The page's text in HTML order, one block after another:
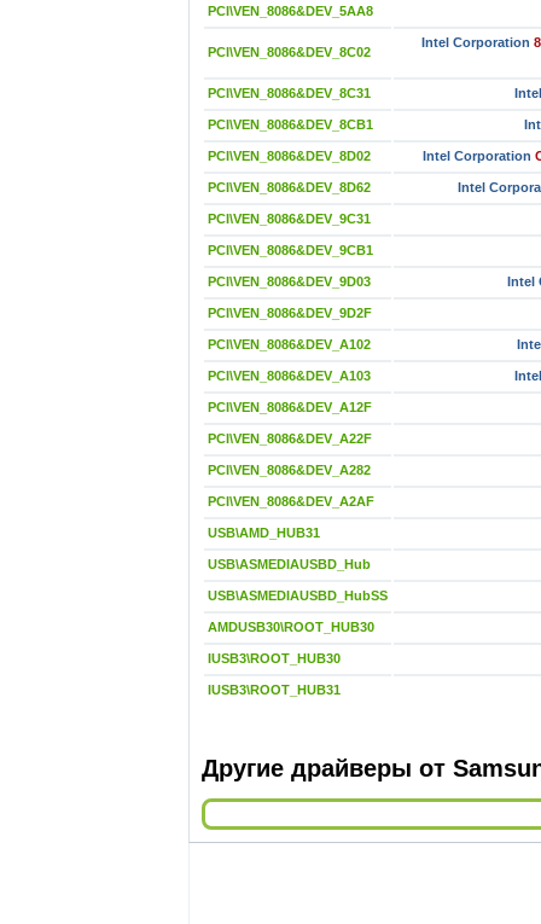
PCI\VEN_8086&DEV_5AA8
PCI\VEN_8086&DEV_8C02
Intel Corporation
PCI\VEN_8086&DEV_8C31
PCI\VEN_8086&DEV_8CB1
PCI\VEN_8086&DEV_8D02 Intel Corporation
PCI\VEN_8086&DEV_8D62 Intel
PCI\VEN_8086&DEV_9C31
PCI\VEN_8086&DEV_9CB1
PCI\VEN_8086&DEV_9D03 Intel
PCI\VEN_8086&DEV_9D2F
PCI\VEN_8086&DEV_A102
PCI\VEN_8086&DEV_A103
PCI\VEN_8086&DEV_A12F
PCI\VEN_8086&DEV_A22F
PCI\VEN_8086&DEV_A282
PCI\VEN_8086&DEV_A2AF
USB\AMD_HUB31
USB\ASMEDIAUSBD_Hub
USB\ASMEDIAUSBD_HubSS
AMDUSB30\ROOT_HUB30
IUSB3\ROOT_HUB30
IUSB3\ROOT_HUB31
Другие драйверы от